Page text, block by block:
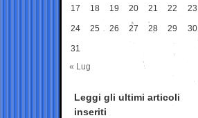
17 18 19 20 21 22 23
24 25 26 27 28 29 30
31
« Lug
Leggi gli ultimi articoli
inseriti